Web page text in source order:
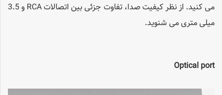
می کنید. از نظر کیفیت صدا، تفاوت جزئی بین اتصالات RCA و 3.5
میلی متری می شنوید.
Optical port